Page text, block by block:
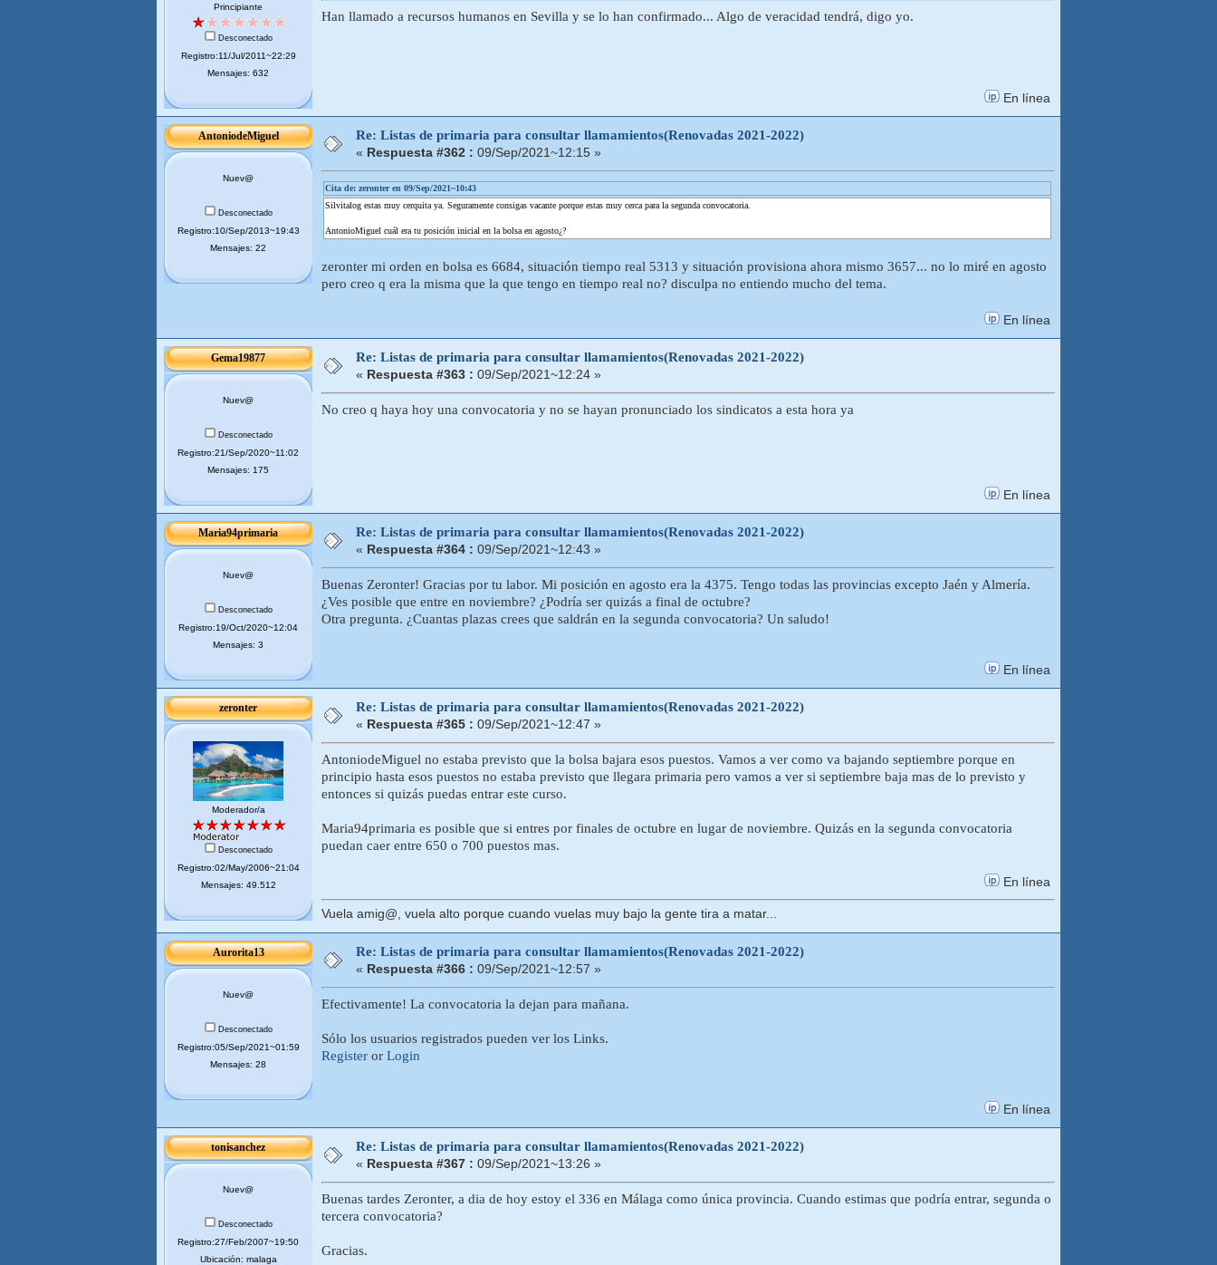
Principiante
Desconectado
Registro:11/Jul/2011~22:29
Mensajes: 632
Han llamado a recursos humanos en Sevilla y se lo han confirmado... Algo de veracidad tendrá, digo yo.
En línea
AntoniodeMiguel
Nuev@
Desconectado
Registro:10/Sep/2013~19:43
Mensajes: 22
Re: Listas de primaria para consultar llamamientos(Renovadas 2021-2022)
« Respuesta #362 : 09/Sep/2021~12:15 »
Cita de: zeronter en 09/Sep/2021~10:43
Silvitalog estas muy cerquita ya. Seguramente consigas vacante porque estas muy cerca para la segunda convocatoria.
AntonioMiguel cuál era tu posición inicial en la bolsa en agosto¿?
zeronter mi orden en bolsa es 6684, situación tiempo real 5313 y situación provisiona ahora mismo 3657... no lo miré en agosto
pero creo q era la misma que la que tengo en tiempo real no? disculpa no entiendo mucho del tema.
En línea
Gema19877
Nuev@
Desconectado
Registro:21/Sep/2020~11:02
Mensajes: 175
Re: Listas de primaria para consultar llamamientos(Renovadas 2021-2022)
« Respuesta #363 : 09/Sep/2021~12:24 »
No creo q haya hoy una convocatoria y no se hayan pronunciado los sindicatos a esta hora ya
En línea
Maria94primaria
Nuev@
Desconectado
Registro:19/Oct/2020~12:04
Mensajes: 3
Re: Listas de primaria para consultar llamamientos(Renovadas 2021-2022)
« Respuesta #364 : 09/Sep/2021~12:43 »
Buenas Zeronter! Gracias por tu labor. Mi posición en agosto era la 4375. Tengo todas las provincias excepto Jaén y Almería.
¿Ves posible que entre en noviembre? ¿Podría ser quizás a final de octubre?
Otra pregunta. ¿Cuantas plazas crees que saldrán en la segunda convocatoria? Un saludo!
En línea
zeronter
Moderador/a
Desconectado
Registro:02/May/2006~21:04
Mensajes: 49.512
Re: Listas de primaria para consultar llamamientos(Renovadas 2021-2022)
« Respuesta #365 : 09/Sep/2021~12:47 »
AntoniodeMiguel no estaba previsto que la bolsa bajara esos puestos. Vamos a ver como va bajando septiembre porque en
principio hasta esos puestos no estaba previsto que llegara primaria pero vamos a ver si septiembre baja mas de lo previsto y
entonces si quizás puedas entrar este curso.
Maria94primaria es posible que si entres por finales de octubre en lugar de noviembre. Quizás en la segunda convocatoria
puedan caer entre 650 o 700 puestos mas.
En línea
Vuela amig@, vuela alto porque cuando vuelas muy bajo la gente tira a matar...
Aurorita13
Nuev@
Desconectado
Registro:05/Sep/2021~01:59
Mensajes: 28
Re: Listas de primaria para consultar llamamientos(Renovadas 2021-2022)
« Respuesta #366 : 09/Sep/2021~12:57 »
Efectivamente! La convocatoria la dejan para mañana.
Sólo los usuarios registrados pueden ver los Links.
Register or Login
En línea
tonisanchez
Nuev@
Desconectado
Registro:27/Feb/2007~19:50
Ubicación: malaga
Re: Listas de primaria para consultar llamamientos(Renovadas 2021-2022)
« Respuesta #367 : 09/Sep/2021~13:26 »
Buenas tardes Zeronter, a dia de hoy estoy el 336 en Málaga como única provincia. Cuando estimas que podría entrar, segunda o
tercera convocatoria?
Gracias.